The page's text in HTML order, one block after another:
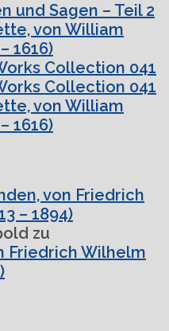
und Sagen – Teil 2
von William
1616)
Collection 041
Collection 041
von William
1616)
von Friedrich
– 1894)
zu
Friedrich Wilhelm